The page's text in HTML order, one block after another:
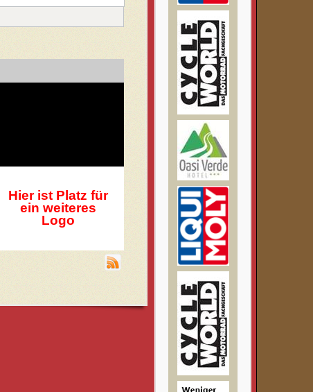
Hier ist Platz für
ein weiteres
Logo